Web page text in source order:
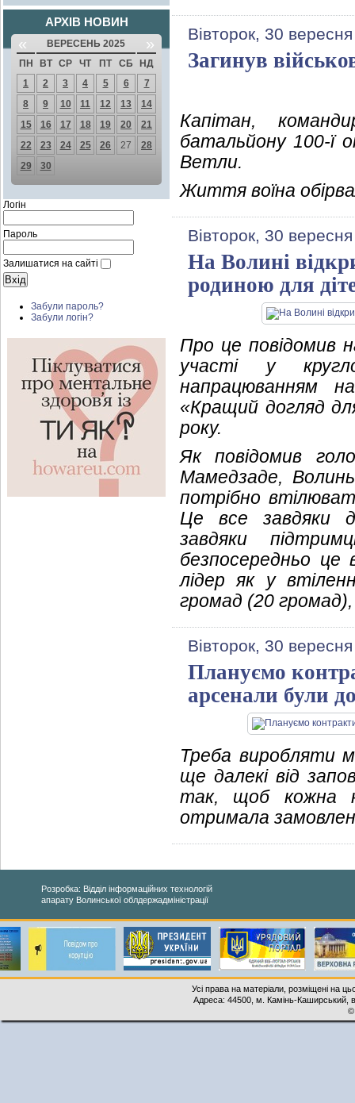
АРХІВ НОВИН
« ВЕРЕСЕНЬ 2025 »
ПН ВТ СР ЧТ ПТ СБ
НД
1
2 3 4 5 6
7
8
9 10 11 12 13
14
15
16 17 18 19 20
21
22
23 24 25 26 27
28
29
30
Логін
Пароль
Залишатися на сайті
Забули пароль?
Забули логін?
Вівторок, 30
Загинув
Капітан,
батальйону 100-ї
Ветли.
Життя воїна
Вівторок, 30
На Волині
родиною для
Про це повідомив
участі у
напрацюванням
«Кращий догляд
року.
Як повідомив
Мамедзаде,
потрібно
Це все завдяки
завдяки
безпосередньо
лідер як у
громад (20
Вівторок, 30
Плануємо
арсенали були
Треба виробляти
ще далекі від
так, щоб кожна
отримала
Розробка: Відділ інформаційних технологій
апарату Волинської облдержадміністрації
Усі права на матеріали, розміщені на
Адреса: 44500, м. Камінь-Каширський,
©